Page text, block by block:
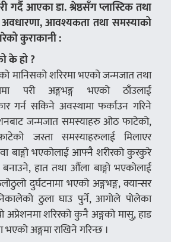
गर्दै आएका डा. श्रेष्ठसँग प्लास्टिक तथा
आवश्यकता तथा समस्याको
कुराकानी :
के हो ?
मानिसको शरिरमा भएको जन्मजात तथा
परी अङ्गभङ्ग भएको ठाँउलाई
गर्न सकिने अवस्थामा फर्काउन गरिने
जन्मजात समस्याहरु ओठ फाटेको,
जस्ता समस्याहरुलाई मिलाएर
बाङ्गो भएकोलाई आफ्नै शरीरको कुरकुरे
बनाउने, हात तथा औंला बाङ्गो भएकोलाई
दुर्घटनामा भएको अङ्गभङ्ग, क्यान्सर
ठुला घाउ पुर्ने, आगोले पोलेका
अप्रेशनमा शरिरको कुनै अङ्गको मासु, हाड
अङ्गमा राखिने गरिन्छ ।